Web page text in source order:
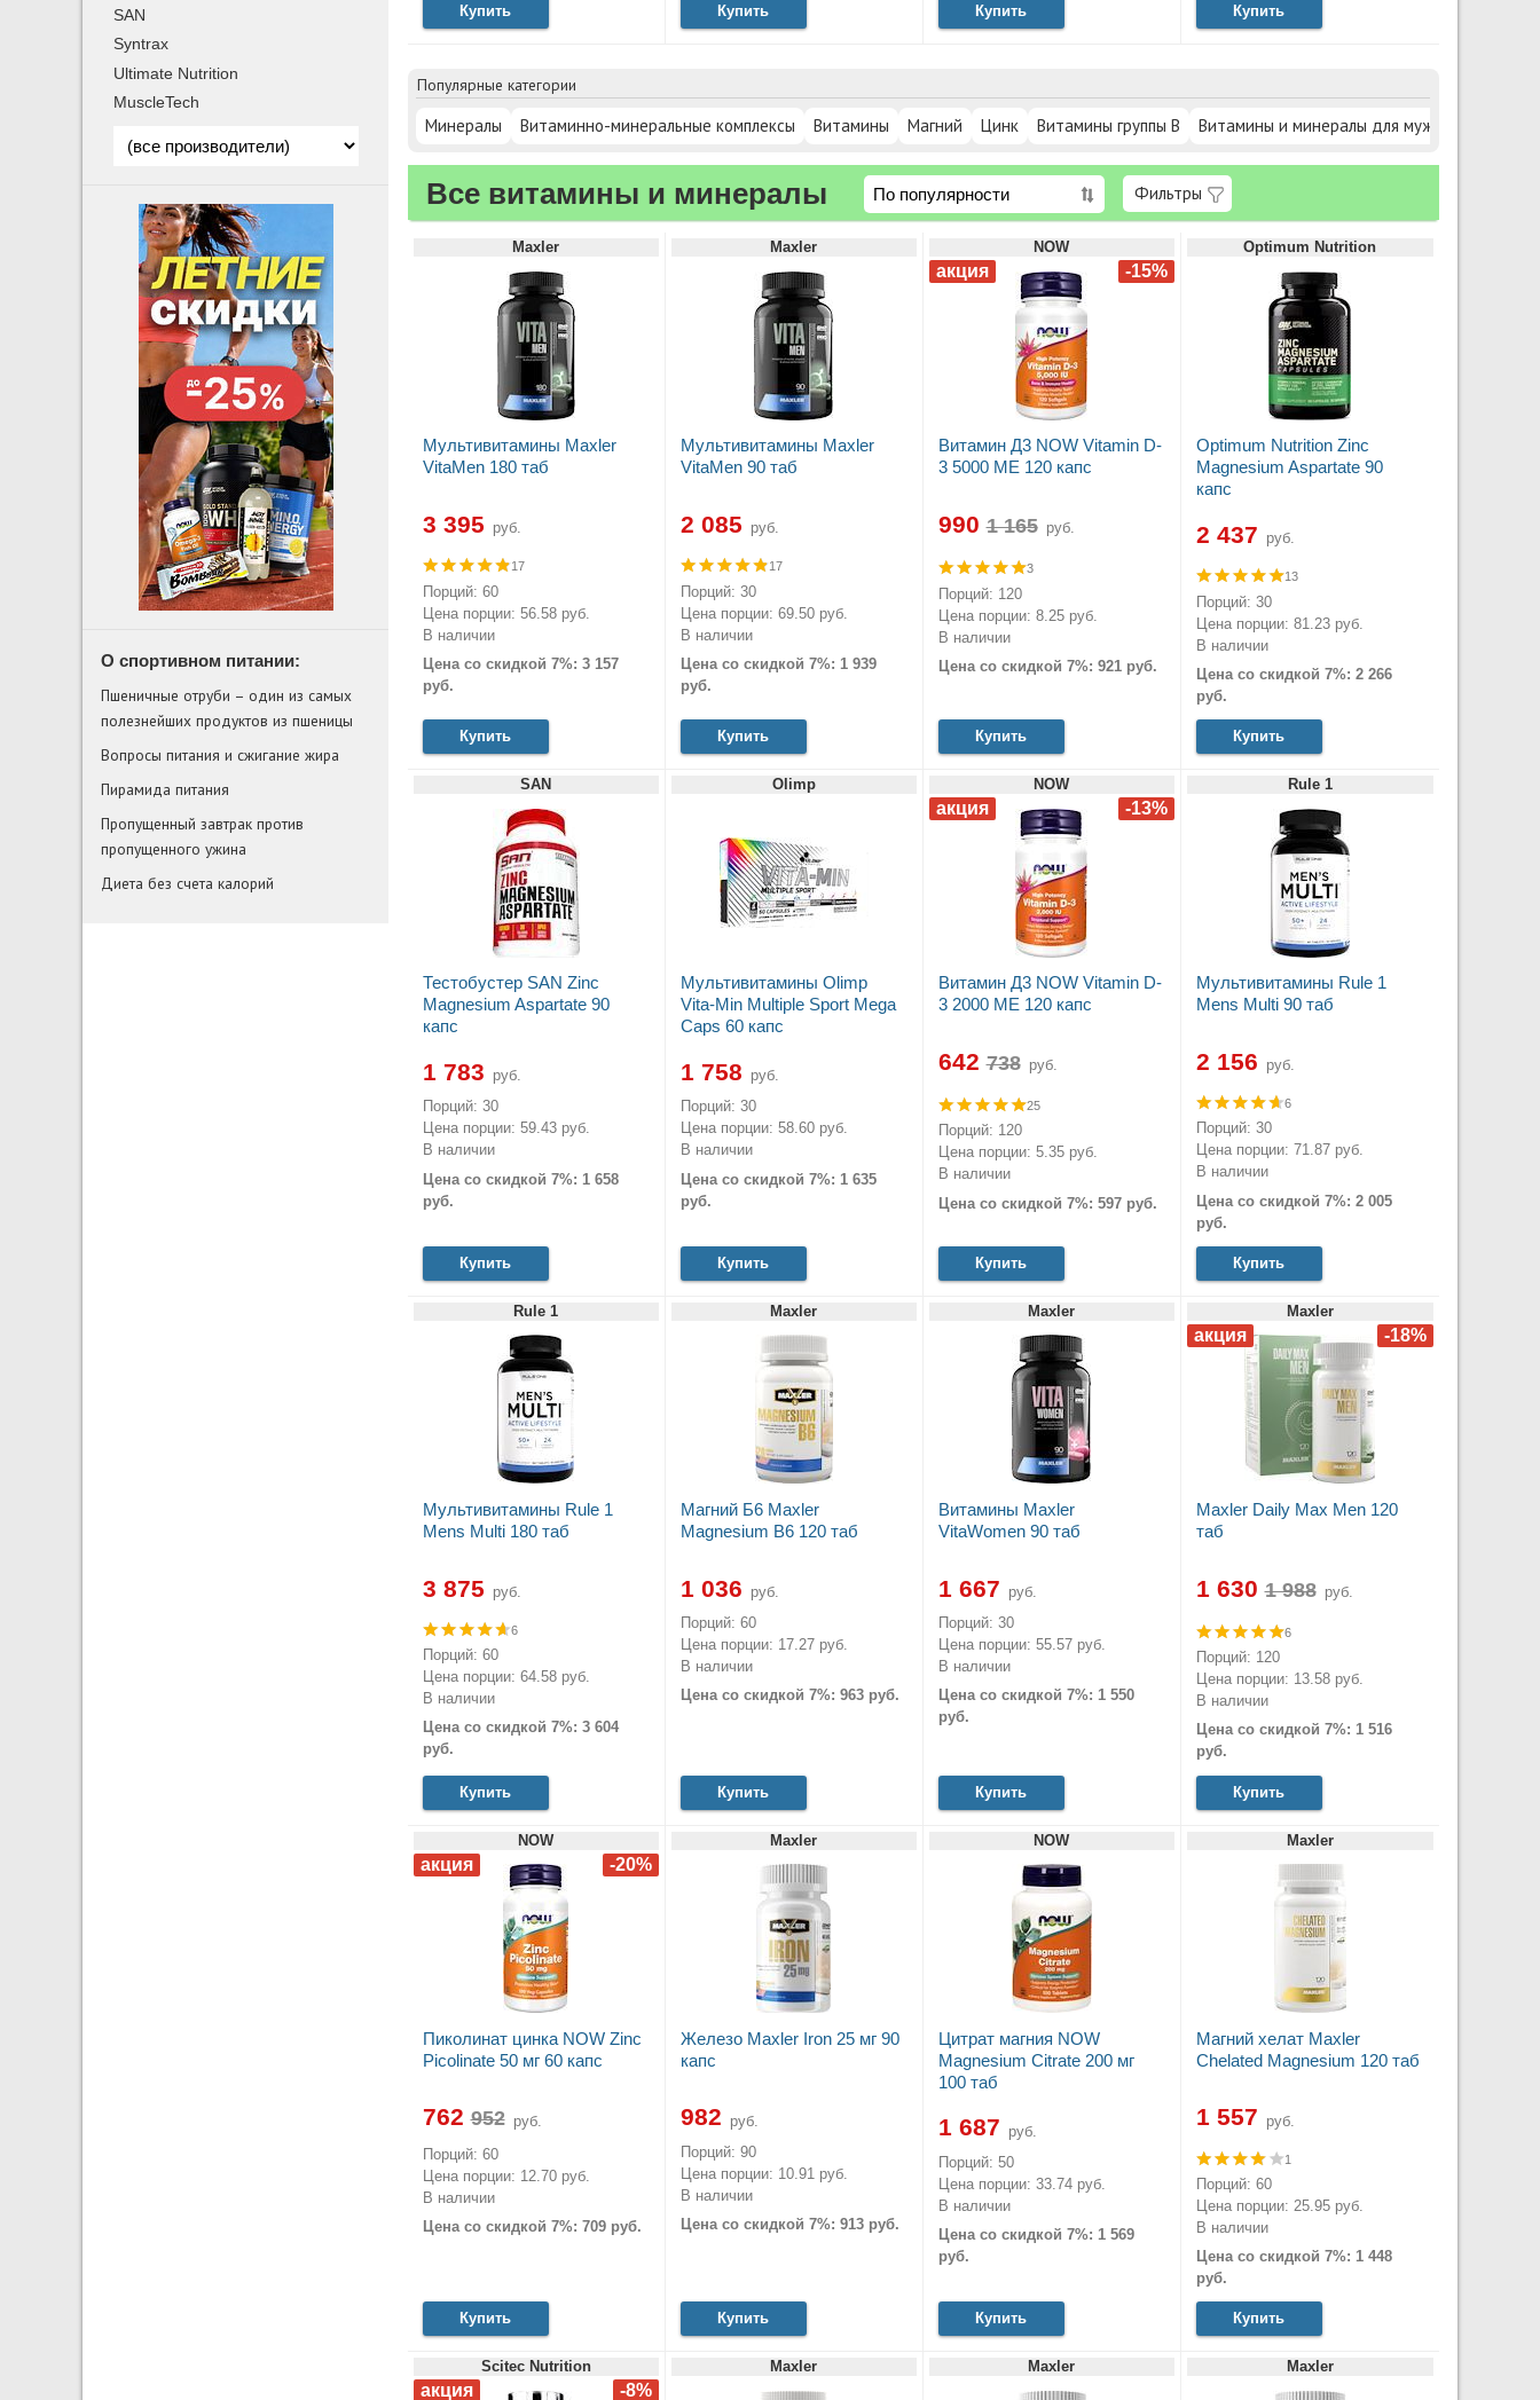
Купить Купить Купить Купить
Популярные категории
Минералы Витаминно-минеральные комплексы Витамины Магний Цинк Витамины группы В Витамины и минералы для мужчин
Все витамины и минералы Фильтры
Maxler
Мультивитамины Maxler
VitaMen 180 таб
3 395 руб.
17
Порций: 60
Цена порции: 56.58 руб.
В наличии
Цена со скидкой 7%: 3 157
руб.
Купить
Maxler
Мультивитамины Maxler
VitaMen 90 таб
2 085 руб.
17
Порций: 30
Цена порции: 69.50 руб.
В наличии
Цена со скидкой 7%: 1 939
руб.
Купить
NOW
Витамин Д3 NOW Vitamin D-
3 5000 МЕ 120 капс
990 руб.
3
Порций: 120
Цена порции: 8.25 руб.
В наличии
Цена со скидкой 7%: 921 руб.
Купить
Optimum Nutrition
Optimum Nutrition Zinc
Magnesium Aspartate 90
капс
2 437 руб.
13
Порций: 30
Цена порции: 81.23 руб.
В наличии
Цена со скидкой 7%: 2 266
руб.
Купить
SAN
Тестобустер SAN Zinc
Magnesium Aspartate 90
капс
1 783 руб.
Порций: 30
Цена порции: 59.43 руб.
В наличии
Цена со скидкой 7%: 1 658
руб.
Купить
Olimp
Мультивитамины Olimp
Vita-Min Multiple Sport Mega
Caps 60 капс
1 758 руб.
Порций: 30
Цена порции: 58.60 руб.
В наличии
Цена со скидкой 7%: 1 635
руб.
Купить
NOW
Витамин Д3 NOW Vitamin D-
3 2000 МЕ 120 капс
642 руб.
25
Порций: 120
Цена порции: 5.35 руб.
В наличии
Цена со скидкой 7%: 597 руб.
Купить
Rule 1
Мультивитамины Rule 1
Mens Multi 90 таб
2 156 руб.
6
Порций: 30
Цена порции: 71.87 руб.
В наличии
Цена со скидкой 7%: 2 005
руб.
Купить
Rule 1
Мультивитамины Rule 1
Mens Multi 180 таб
3 875 руб.
6
Порций: 60
Цена порции: 64.58 руб.
В наличии
Цена со скидкой 7%: 3 604
руб.
Купить
Maxler
Магний Б6 Maxler
Magnesium B6 120 таб
1 036 руб.
Порций: 60
Цена порции: 17.27 руб.
В наличии
Цена со скидкой 7%: 963 руб.
Купить
Maxler
Витамины Maxler
VitaWomen 90 таб
1 667 руб.
Порций: 30
Цена порции: 55.57 руб.
В наличии
Цена со скидкой 7%: 1 550
руб.
Купить
Maxler
Maxler Daily Max Men 120
таб
1 630 руб.
6
Порций: 120
Цена порции: 13.58 руб.
В наличии
Цена со скидкой 7%: 1 516
руб.
Купить
NOW
Пиколинат цинка NOW Zinc
Picolinate 50 мг 60 капс
762
руб.
Порций: 60
Цена порции: 12.70 руб.
В наличии
Цена со скидкой 7%: 709 руб.
Купить
Maxler
Железо Maxler Iron 25 мг 90
капс
982 руб.
Порций: 90
Цена порции: 10.91 руб.
В наличии
Цена со скидкой 7%: 913 руб.
Купить
NOW
Цитрат магния NOW
Magnesium Citrate 200 мг
100 таб
1 687 руб.
Порций: 50
Цена порции: 33.74 руб.
В наличии
Цена со скидкой 7%: 1 569
руб.
Купить
Maxler
Магний хелат Maxler
Chelated Magnesium 120 таб
1 557 руб.
1
Порций: 60
Цена порции: 25.95 руб.
В наличии
Цена со скидкой 7%: 1 448
руб.
Купить
Scitec Nutrition Maxler Maxler Maxler
SAN
Syntrax
Ultimate Nutrition
MuscleTech
О спортивном питании:
Пшеничные отруби – один из самых
полезнейших продуктов из пшеницы
Вопросы питания и сжигание жира
Пирамида питания
Пропущенный завтрак против
пропущенного ужина
Диета без счета калорий